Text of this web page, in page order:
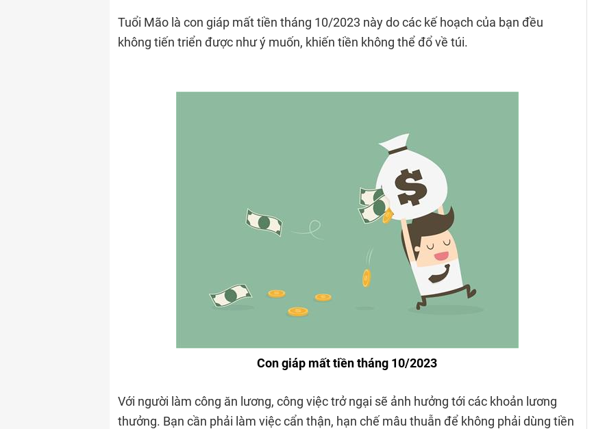
Tuổi Mão là con giáp mất tiền tháng 10/2023 này do các kế hoạch của bạn đều
không tiến triển được như ý muốn, khiến tiền không thể đổ về túi.
Con giáp mất tiền tháng 10/2023
Với người làm công ăn lương, công việc trở ngại sẽ ảnh hưởng tới các khoản lương
thưởng. Bạn cần phải làm việc cẩn thận, hạn chế mâu thuẫn để không phải dùng tiền